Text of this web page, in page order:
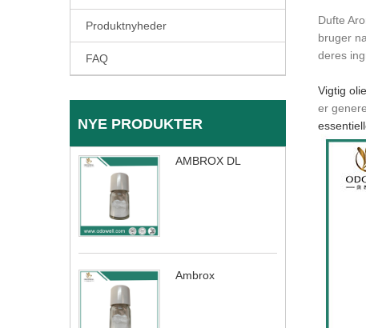
Produktnyheder
FAQ
NYE PRODUKTER
AMBROX DL
Ambrox
Dufte
bruger
deres
Vigtig olie
er